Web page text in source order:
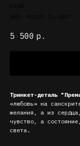
5 500 р.
Тринкет-деталь
«любовь» на
желания, а из
чувство, а
света.